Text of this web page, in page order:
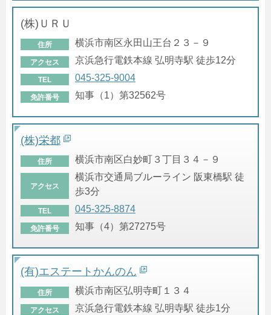
(株)ＵＲＵ
住所 横浜市南区永田山王台２３－９
アクセス 京浜急行電鉄本線 弘明寺駅 徒歩12分
TEL 045-325-9004
免許番号 知事（1）第32562号
(株)栄都
住所 横浜市南区白妙町３丁目３４－９
アクセス
横浜市交通局ブルーライン 阪東橋駅 徒
歩3分
TEL 045-325-8874
免許番号 知事（4）第27275号
(有)エステートかんのん
住所 横浜市南区弘明寺町１３４
アクセス 京浜急行電鉄本線 弘明寺駅 徒歩1分